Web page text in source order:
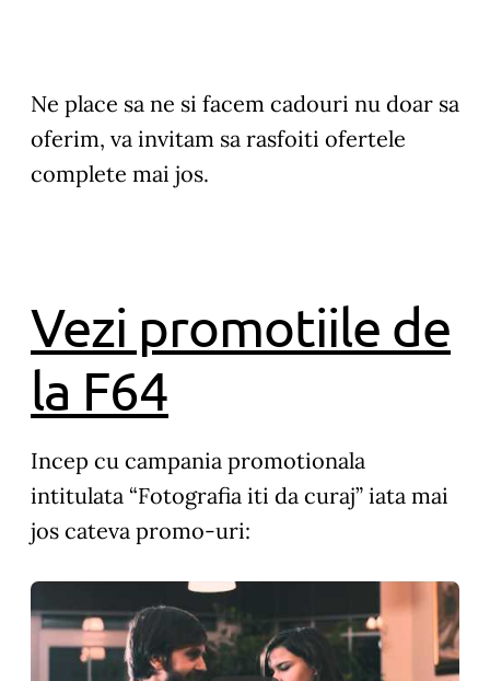
Ne place sa ne si facem cadouri nu doar sa
oferim, va invitam sa rasfoiti ofertele
complete mai jos.
Vezi promotiile de
la F64
Incep cu campania promotionala
intitulata “Fotografia iti da curaj” iata mai
jos cateva promo-uri: